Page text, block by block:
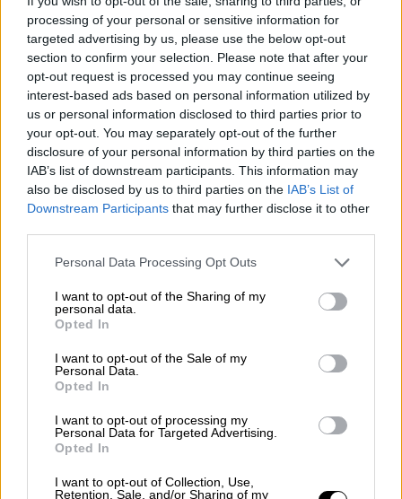
processing of your personal or sensitive information for
targeted advertising by us, please use the below opt-out
section to confirm your selection. Please note that after your
opt-out request is processed you may continue seeing
interest-based ads based on personal information utilized by
us or personal information disclosed to third parties prior to
your opt-out. You may separately opt-out of the further
disclosure of your personal information by third parties on the
IAB’s list of downstream participants. This information may
also be disclosed by us to third parties on the IAB’s List of
Downstream Participants that may further disclose it to other
Please note that this website/app uses one or more Google
not limited to your visit or usage behaviour. You may click to
grant or deny consent to Google and its third-party tags to
use your data for below specified purposes in below Google
consent section.
Personal Data Processing Opt Outs
I want to opt-out of the Sharing of my
personal data.
Opted In
I want to opt-out of the Sale of my
Personal Data.
Opted In
I want to opt-out of processing my
Personal Data for Targeted Advertising.
Opted In
I want to opt-out of Collection, Use,
Retention, Sale, and/or Sharing of my
αναπτύσσονται ράντζακαι να μην
καταγράφονται αναμονές. Ωστόσο, λόγω των
αλλαγών στις Διοικήσεις των Νοσοκομείων
με το νόμο Κεραμέως, δεχόταν εισηγήσεις
να αλλάξει το εφημεριακό σύστημα
αργότερα. Υπό το σκεπτικό αυτό, όπως
διαβεβαιώνουν οι ίδιες πηγές του ethnos.gr,
ο υπουργός Υγείαςαποφάσισε τελικά να
αλλάξει τις εφημερίες το 2024 τους
πρώτους μήνες, εφόσον θα έχουν
τοποθετηθεί οι νέοι Διοικητές στα
νοσοκομεία. Άλλωστε οι νυν Διοικητές
Νοσοκομείων που είναι σε αναμονή για το αν
θα μπορέσουν να επαναδιοριστούν στο ΕΣΥ,
αλλαγή λίγο πριν δώσουν εξετάσεις (τεστ
δεξιοτήτων) με το ΑΣΕΠ με βάση τον νέο
νόμο Κεραμέως.
Δυσαρέσκεια των διοικητών
Εξάλλου το τελευταίο διάστημα στα δημόσια